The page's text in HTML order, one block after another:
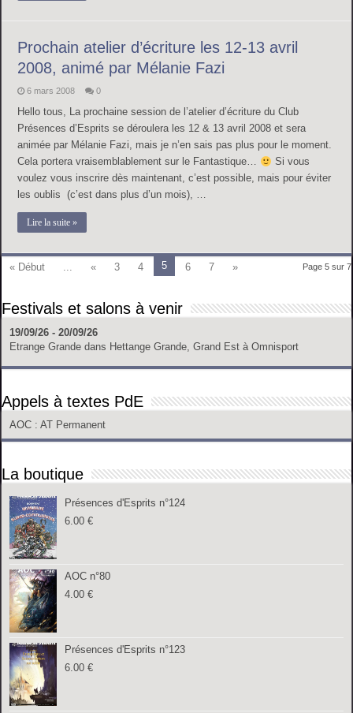
Prochain atelier d’écriture les 12-13 avril
2008, animé par Mélanie Fazi
6 mars 2008 0
Hello tous, La prochaine session de l’atelier d’écriture du Club
Présences d’Esprits se déroulera les 12 & 13 avril 2008 et sera
animée par Mélanie Fazi, mais je n’en sais pas plus pour le moment.
Cela portera vraisemblablement sur le Fantastique…
Si vous
voulez vous inscrire dès maintenant, c’est possible, mais pour éviter
les oublis (c’est dans plus d’un mois), …
Lire la suite »
Page 5 sur 7
« Début ... « 3 4 5 6 7 »
Festivals et salons à venir
19/09/26 - 20/09/26
Etrange Grande dans Hettange Grande, Grand Est à Omnisport
Appels à textes PdE
AOC : AT Permanent
La boutique
Présences d'Esprits n°124
6.00€
AOC n°80
4.00€
Présences d'Esprits n°123
6.00€